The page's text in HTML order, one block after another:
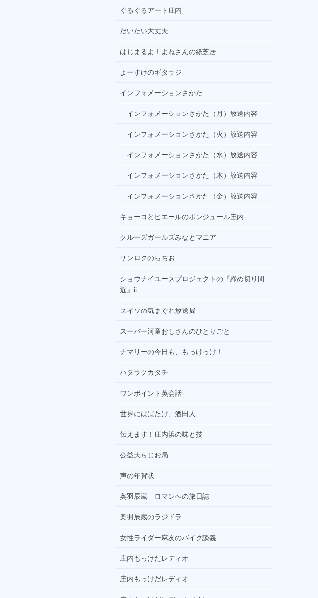
22:00
本が読みたくなる、ラジオ
00:00
wacciのLIVE！LIVE！LIVE！
本牧ヤグチ
02:00
なべやかんのブヒブヒスパークタイム
04:00
ぐるぐるアート庄内
だいたい大丈夫
はじまるよ！よねさんの紙芝居
よーすけのギタラジ
インフォメーションさかた
インフォメーションさかた（月）放送内容
インフォメーションさかた（火）放送内容
インフォメーションさかた（水）放送内容
インフォメーションさかた（木）放送内容
インフォメーションさかた（金）放送内容
キョーコとピエールのボンジュール庄内
クルーズガールズみなとマニア
サンロクのらぢお
ショウナイユースプロジェクトの『締め切り間
近』ii
スイソの気まぐれ放送局
スーパー河童おじさんのひとりごと
ナマリーの今日も、もっけっけ！
ハタラクカタチ
ワンポイント英会話
世界にはばたけ、酒田人
伝えます！庄内浜の味と技
公益大らじお局
声の年賀状
奥羽辰蔵 ロマンへの旅日誌
奥羽辰蔵のラジドラ
女性ライダー麻友のバイク談義
庄内もっけだレディオ
庄内もっけだレディオ